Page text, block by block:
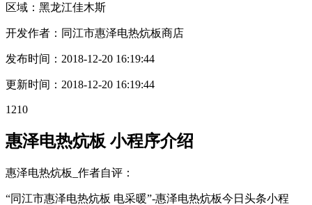
区域： 黑龙江佳木斯
开发作者： 同江市惠泽电热炕板商店
发布时间： 2018-12-20 16:19:44
更新时间： 2018-12-20 16:19:44
1210
惠泽电热炕板 小程序介绍
惠泽电热炕板_作者自评：
“同江市惠泽电热炕板 电采暖”-惠泽电热炕板今日头条小程